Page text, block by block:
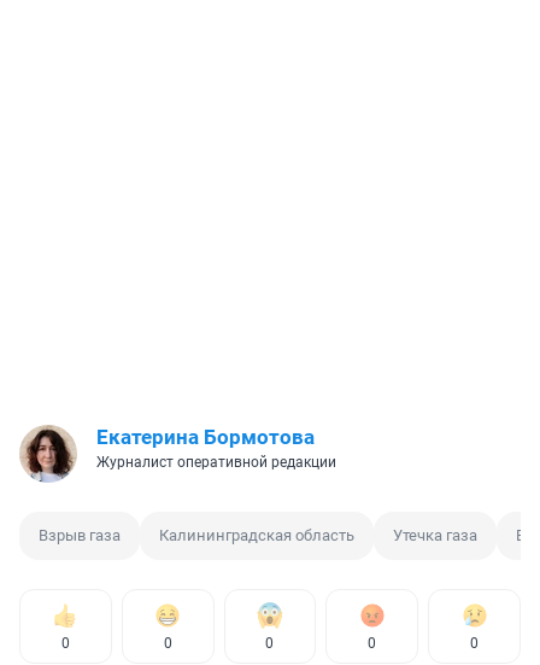
Екатерина Бормотова
Журналист оперативной редакции
Взрыв газа Калининградская область Утечка газа
0 0 0 0 0